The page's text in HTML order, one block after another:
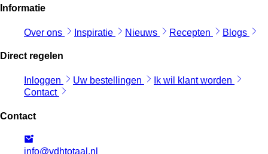
Informatie
Over ons Inspiratie Nieuws Recepten Blogs
Direct regelen
Inloggen Uw bestellingen
Ik wil klant worden
Contact
Contact
info@vdhtotaal.nl